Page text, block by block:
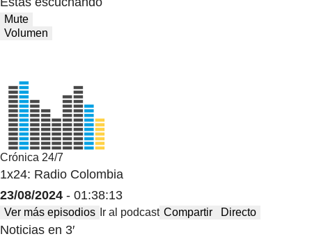
Mute
Volumen
Crónica 24/7
1x24: Radio Colombia
23/08/2024 - 01:38:13
Ver más episodios Ir al podcast Compartir Directo
Noticias en 3′